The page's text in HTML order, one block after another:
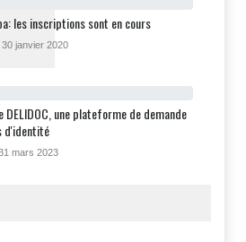
les inscriptions sont en cours
30 janvier 2020
DELIDOC, une plateforme de demande
d'identité
mars 2023